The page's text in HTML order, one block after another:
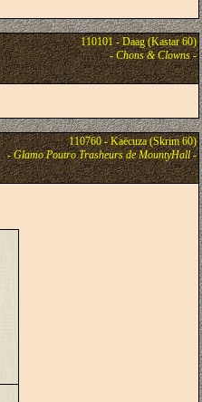
110101 - Daag (Kastar 60)
-Chons & Clowns-
110760 - Kaëcuza (Skrim 60)
-Glamo Poutro Trasheurs de MountyHall-